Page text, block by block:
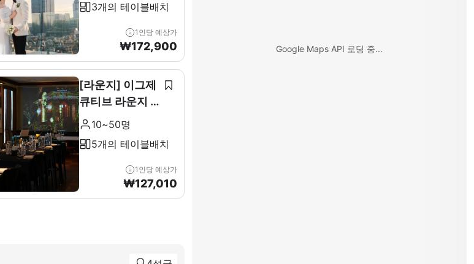
3개의 테이블배치
1인당 예상가
₩172,900
[라운지] 이그제
큐티브 라운지 &
테라스 전층(11F
10~50명
5개의 테이블배치
1인당 예상가
₩127,010
Google Maps API 로딩 중...